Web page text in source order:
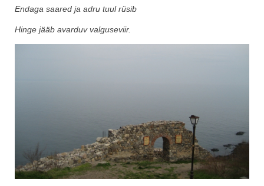
Endaga saared ja adru tuul rüsib
Hinge jääb avarduv valguseviir.